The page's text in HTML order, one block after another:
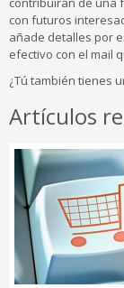
con futuros
añade detalles por
efectivo con el mail
¿Tú también tienes
Artículos